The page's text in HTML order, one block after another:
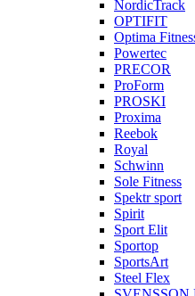
NordicTrack
OPTIFIT
Optima
Powertec
PRECOR
ProForm
PROSKI
Proxima
Reebok
Royal
Schwinn
Sole Fitness
Spektr sport
Spirit
Sport Elit
Sportop
SportsArt
Steel Flex